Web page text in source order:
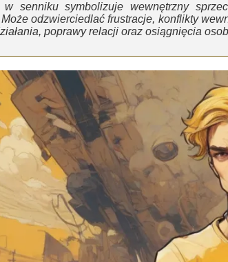
senniku symbolizuje wewnętrzny
odzwierciedlać frustracje, konflikty
poprawy relacji oraz osiągnięcia